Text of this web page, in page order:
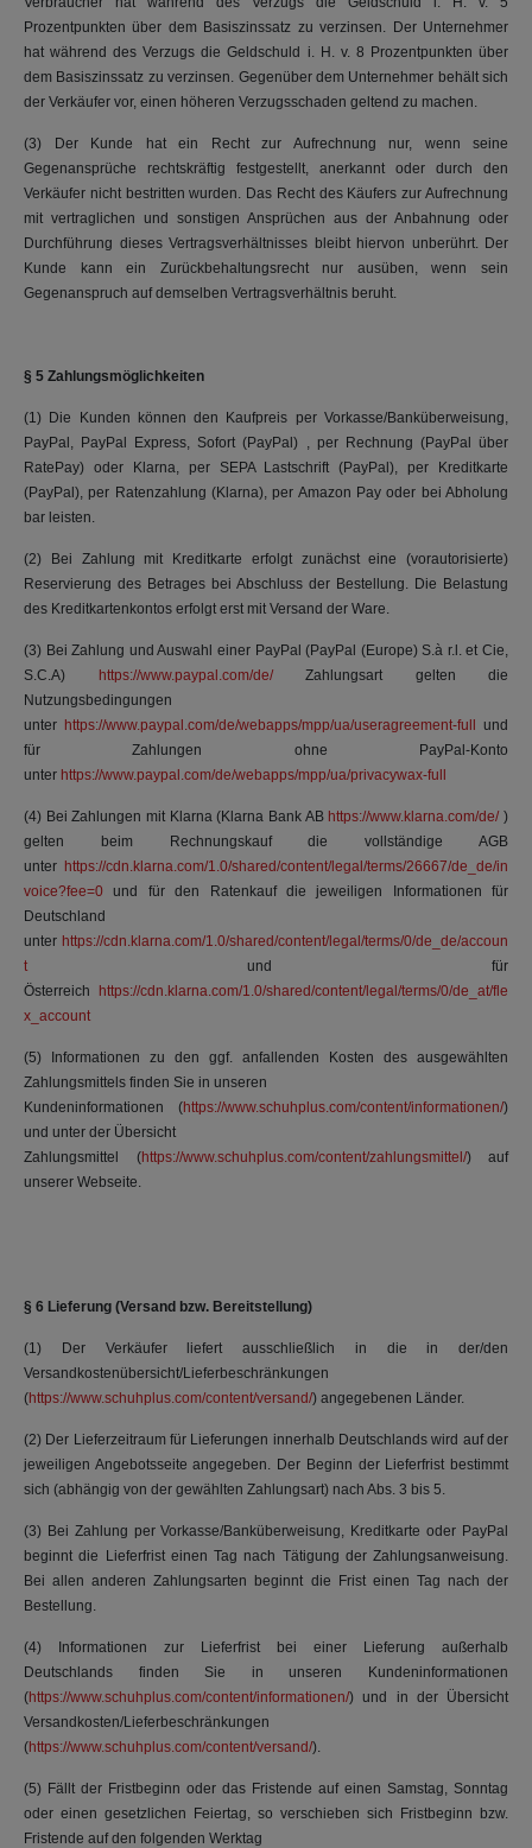
Prozentpunkten über dem Basiszinssatz zu verzinsen. Der Unternehmer
hat während des Verzugs die Geldschuld i. H. v. 8 Prozentpunkten über
dem Basiszinssatz zu verzinsen. Gegenüber dem Unternehmer behält sich
der Verkäufer vor, einen höheren Verzugsschaden geltend zu machen.
(3) Der Kunde hat ein Recht zur Aufrechnung nur, wenn seine
Gegenansprüche rechtskräftig festgestellt, anerkannt oder durch den
Verkäufer nicht bestritten wurden. Das Recht des Käufers zur Aufrechnung
mit vertraglichen und sonstigen Ansprüchen aus der Anbahnung oder
Durchführung dieses Vertragsverhältnisses bleibt hiervon unberührt. Der
Kunde kann ein Zurückbehaltungsrecht nur ausüben, wenn sein
Gegenanspruch auf demselben Vertragsverhältnis beruht.
§ 5 Zahlungsmöglichkeiten
(1) Die Kunden können den Kaufpreis per Vorkasse/Banküberweisung,
PayPal, PayPal Express, Sofort (PayPal) , per Rechnung (PayPal über
RatePay) oder Klarna, per SEPA Lastschrift (PayPal), per Kreditkarte
(PayPal), per Ratenzahlung (Klarna), per Amazon Pay oder bei Abholung
bar leisten.
(2) Bei Zahlung mit Kreditkarte erfolgt zunächst eine (vorautorisierte)
Reservierung des Betrages bei Abschluss der Bestellung. Die Belastung
des Kreditkartenkontos erfolgt erst mit Versand der Ware.
(3) Bei Zahlung und Auswahl einer PayPal (PayPal (Europe) S.à r.l. et Cie,
S.C.A)
https://www.paypal.com/de/Zahlungsart gelten die
Nutzungsbedingungen
unter https://www.paypal.com/de/webapps/mpp/ua/useragreement-full
und
für Zahlungen ohne PayPal-Konto
unter https://www.paypal.com/de/webapps/mpp/ua/privacywax-full
(4) Bei Zahlungen mit Klarna (Klarna Bank AB https://www.klarna.com/de/ )
gelten beim Rechnungskauf die vollständige AGB
unter https://cdn.klarna.com/1.0/shared/content/legal/terms/26667/de_de/in
voice?fee=0 und für den Ratenkauf die jeweiligen Informationen für
Deutschland
unter https://cdn.klarna.com/1.0/shared/content/legal/terms/0/de_de/accoun
t und für
Österreich
https://cdn.klarna.com/1.0/shared/content/legal/terms/0/de_at/fle
x_account
(5) Informationen zu den ggf. anfallenden Kosten des ausgewählten
Zahlungsmittels finden Sie in unseren
Kundeninformationen (https://www.schuhplus.com/content/informationen/)
und unter der Übersicht
Zahlungsmittel (https://www.schuhplus.com/content/zahlungsmittel/) auf
unserer Webseite.
§ 6 Lieferung (Versand bzw. Bereitstellung)
(1) Der Verkäufer liefert ausschließlich in die in der/den
Versandkostenübersicht/Lieferbeschränkungen
(https://www.schuhplus.com/content/versand/) angegebenen Länder.
(2) Der Lieferzeitraum für Lieferungen innerhalb Deutschlands wird auf der
jeweiligen Angebotsseite angegeben. Der Beginn der Lieferfrist bestimmt
sich (abhängig von der gewählten Zahlungsart) nach Abs. 3 bis 5.
(3) Bei Zahlung per Vorkasse/Banküberweisung, Kreditkarte oder PayPal
beginnt die Lieferfrist einen Tag nach Tätigung der Zahlungsanweisung.
Bei allen anderen Zahlungsarten beginnt die Frist einen Tag nach der
Bestellung.
(4) Informationen zur Lieferfrist bei einer Lieferung außerhalb
Deutschlands finden Sie in unseren Kundeninformationen
(https://www.schuhplus.com/content/informationen/) und in der Übersicht
Versandkosten/Lieferbeschränkungen
(https://www.schuhplus.com/content/versand/).
(5) Fällt der Fristbeginn oder das Fristende auf einen Samstag, Sonntag
oder einen gesetzlichen Feiertag, so verschieben sich Fristbeginn bzw.
Fristende auf den folgenden Werktag